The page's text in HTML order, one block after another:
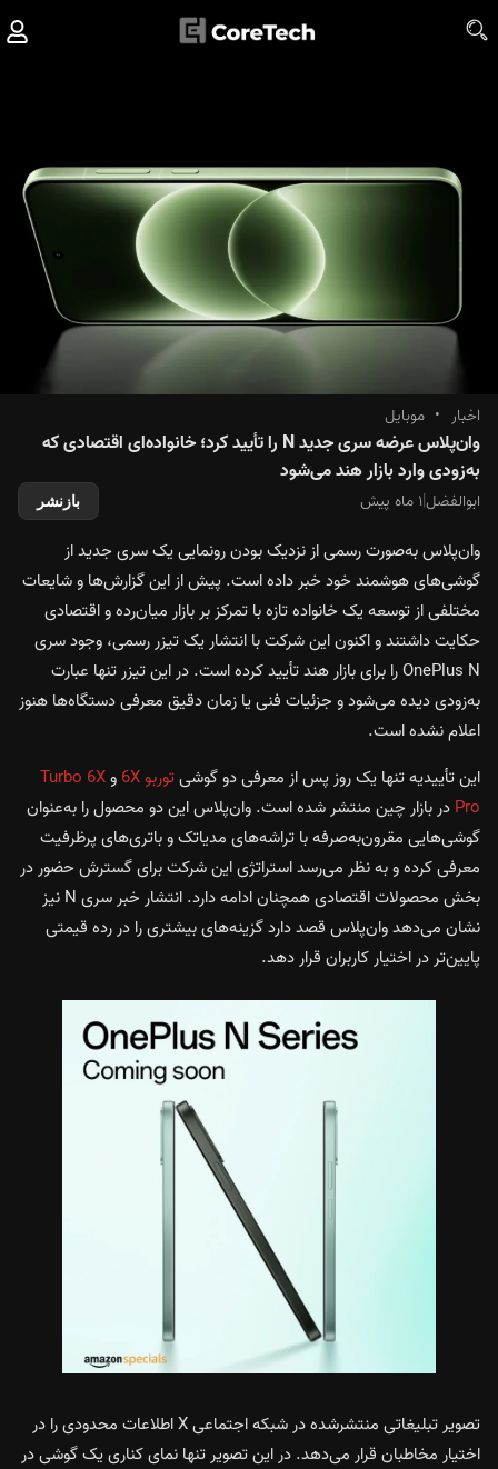
اخبار • موبایل
وان‌پلاس عرضه سری جدید N را تأیید کرد؛ خانواده‌ای اقتصادی که
به‌زودی وارد بازار هند می‌شود
ابوالفضل|۱ ماه پیش بازنشر
وان‌پلاس به‌صورت رسمی از نزدیک بودن رونمایی یک سری جدید از
گوشی‌های هوشمند خود خبر داده است. پیش از این گزارش‌ها و شایعات
مختلفی از توسعه یک خانواده تازه با تمرکز بر بازار میان‌رده و اقتصادی
حکایت داشتند و اکنون این شرکت با انتشار یک تیزر رسمی، وجود سری
OnePlus N را برای بازار هند تأیید کرده است. در این تیزر تنها عبارت
به‌زودی دیده می‌شود و جزئیات فنی یا زمان دقیق معرفی دستگاه‌ها هنوز
اعلام نشده است.
این تأییدیه تنها یک روز پس از معرفی دو گوشیتوربو 6X وTurbo 6X
Pro در بازار چین منتشر شده است. وان‌پلاس این دو محصول را به‌عنوان
گوشی‌هایی مقرون‌به‌صرفه با تراشه‌های مدیاتک و باتری‌های پرظرفیت
معرفی کرده و به نظر می‌رسد استراتژی این شرکت برای گسترش حضور در
بخش محصولات اقتصادی همچنان ادامه دارد. انتشار خبر سری N نیز
نشان می‌دهد وان‌پلاس قصد دارد گزینه‌های بیشتری را در رده قیمتی
پایین‌تر در اختیار کاربران قرار دهد.
تصویر تبلیغاتی منتشرشده در شبکه اجتماعی X اطلاعات محدودی را در
اختیار مخاطبان قرار می‌دهد. در این تصویر تنها نمای کناری یک گوشی در